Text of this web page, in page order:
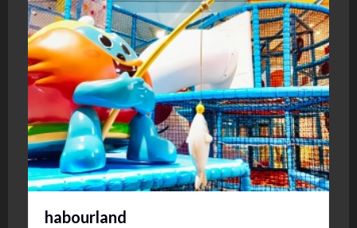
habourland